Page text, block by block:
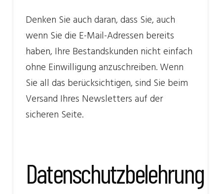
Denken Sie auch daran, dass Sie, auch
wenn Sie die E-Mail-Adressen bereits
haben, Ihre Bestandskunden nicht einfach
ohne Einwilligung anzuschreiben. Wenn
Sie all das berücksichtigen, sind Sie beim
Versand Ihres Newsletters auf der
sicheren Seite.
Datenschutzbelehrung